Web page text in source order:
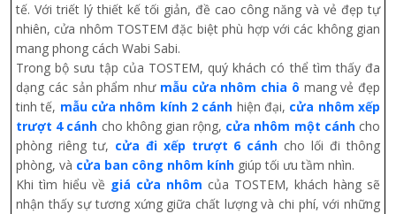
tế. Với triết lý thiết kế tối giản, đề cao công năng và vẻ đẹp tự
nhiên, cửa nhôm TOSTEM đặc biệt phù hợp với các không gian
mang phong cách Wabi Sabi.
Trong bộ sưu tập của TOSTEM, quý khách có thể tìm thấy đa
dạng các sản phẩm như mẫu cửa nhôm chia ô mang vẻ đẹp
tinh tế, mẫu cửa nhôm kính 2 cánh hiện đại, cửa nhôm xếp
trượt 4 cánh cho không gian rộng, cửa nhôm một cánhcho
phòng riêng tư, cửa đi xếp trượt 6 cánh cho lối đi thông
phòng, và cửa ban công nhôm kính giúp tối ưu tầm nhìn.
Khi tìm hiểu về giá cửa nhôm của TOSTEM, khách hàng sẽ
nhận thấy sự tương xứng giữa chất lượng và chi phí, với những